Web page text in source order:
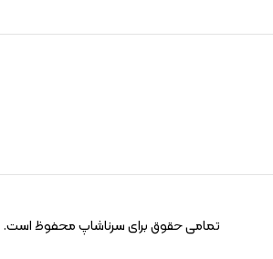
تمامی حقوق برای سرناشاپ محفوظ است.